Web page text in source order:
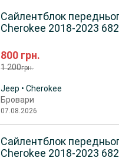
800 грн.
1 200грн.
Сайлентблок
Cherokee 2018-2023
Jeep • Cherokee
Бровари
07.08.2026
Сайлентблок переднього
Cherokee 2018-2023